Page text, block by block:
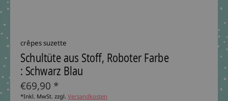
crêpes suzette
Schultüte aus Stoff, Roboter Farbe
: Schwarz Blau
€69,90 *
*Inkl. MwSt. zzgl. Versandkosten